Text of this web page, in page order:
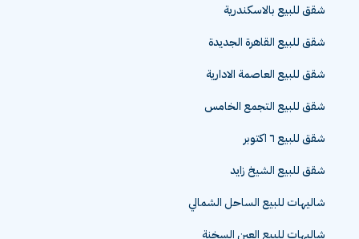
شقق للبيع بالاسكندرية
شقق للبيع القاهرة الجديدة
شقق للبيع العاصمة الادارية
شقق للبيع التجمع الخامس
شقق للبيع ٦ اكتوبر
شقق للبيع الشيخ زايد
شاليهات للبيع الساحل الشمالي
شاليهات للبيع العين السخنة